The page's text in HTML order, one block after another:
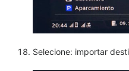
Selecione: importar